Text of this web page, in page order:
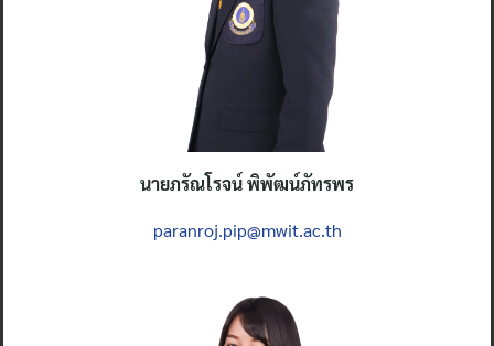
นายภรัณโรจน์ พิพัฒน์ภัทรพร
paranroj.pip@mwit.ac.th